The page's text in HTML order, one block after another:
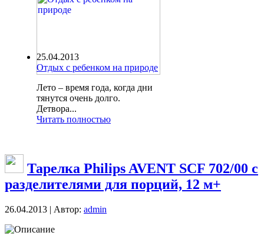
25.04.2013
Отдых с ребенком на природе
Лето – время года, когда дни
тянутся очень долго.
Детвора...
Читать полностью
Тарелка Philips AVENT SCF 702/00 с
разделителями для порций, 12 м+
26.04.2013 | Автор: admin
Описание